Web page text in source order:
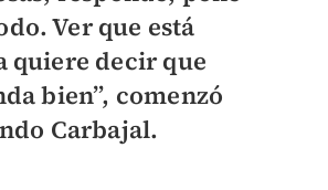
Ver que está
quiere decir que
bien”, comenzó
Carbajal.